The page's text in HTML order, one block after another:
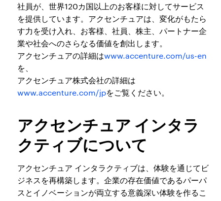
社員が、世界120カ国以上のお客様に対してサービス
を提供しています。アクセンチュアは、変化がもたら
す力を受け入れ、お客様、社員、株主、パートナー企
業や社会へのさらなる価値を創出します。
アクセンチュアの詳細はwww.accenture.com/us-en
を、
アクセンチュア株式会社の詳細は
www.accenture.com/jpをご覧ください。
アクセンチュア インタラ
クティブについて
アクセンチュア インタラクティブは、体験を通じてビ
ジネスを再構築します。企業の存在価値であるパーパ
スとイノベーションが両立する意義深い体験を作るこ